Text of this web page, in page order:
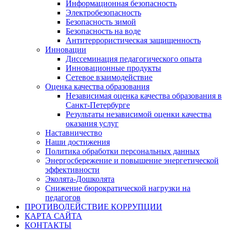
Информационная безопасность
Электробезопасность
Безопасность зимой
Безопасность на воде
Антитеррористическая защищенность
Инновации
Диссеминация педагогического опыта
Инновационные продукты
Сетевое взаимодействие
Оценка качества образования
Независимая оценка качества образования в
Санкт-Петербурге
Результаты независимой оценки качества
оказания услуг
Наставничество
Наши достижения
Политика обработки персональных данных
Энергосбережение и повышение энергетической
эффективности
Эколята-Дошколята
Снижение бюрократической нагрузки на
педагогов
ПРОТИВОДЕЙСТВИЕ КОРРУПЦИИ
КАРТА САЙТА
КОНТАКТЫ